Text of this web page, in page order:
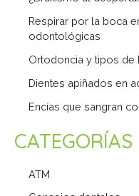
Respirar por la boca
odontológicas
Ortodoncia y tipos
Dientes apiñados en
Encías que sangran
CATEGORÍAS
ATM